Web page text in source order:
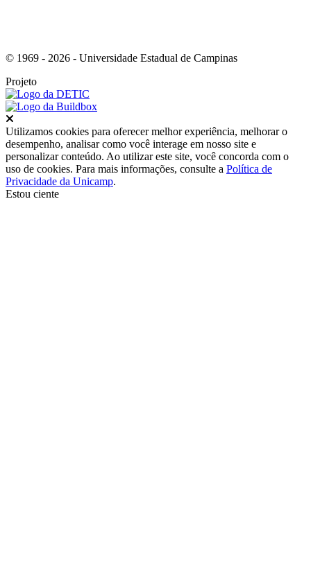
© 1969 - 2026 - Universidade Estadual de Campinas
Projeto
Utilizamos cookies para oferecer melhor experiência, melhorar o
desempenho, analisar como você interage em nosso site e
personalizar conteúdo. Ao utilizar este site, você concorda com o
uso de cookies. Para mais informações, consulte a Política de
Privacidade da Unicamp.
Estou ciente